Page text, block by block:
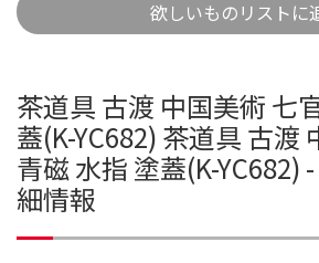
欲しいものリストに
茶道具 古渡 中国美術 七
蓋(K-YC682) 茶道具 古渡
青磁 水指 塗蓋(K-YC682)
細情報